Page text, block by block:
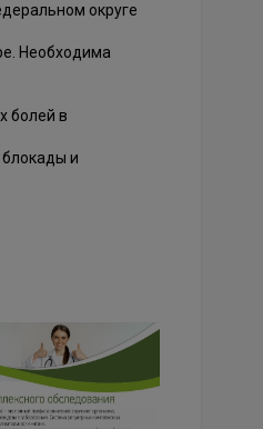
округе
Необходима
болей в
блокады и